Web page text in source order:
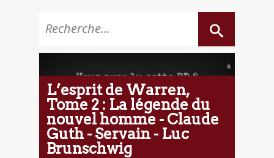
L’esprit de Warren,
Tome 2 : La légende du
nouvel homme - Claude
Guth - Servain - Luc
Brunschwig